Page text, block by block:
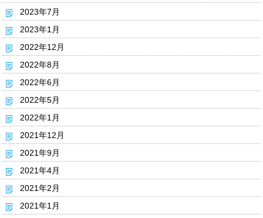
2023年7月
2023年1月
2022年12月
2022年8月
2022年6月
2022年5月
2022年1月
2021年12月
2021年9月
2021年4月
2021年2月
2021年1月